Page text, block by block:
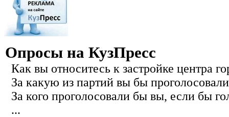
Опросы на КузПресс
Как вы относитесь к застройке центра
За какую из партий вы бы
За кого проголосовали бы вы, если бы
...